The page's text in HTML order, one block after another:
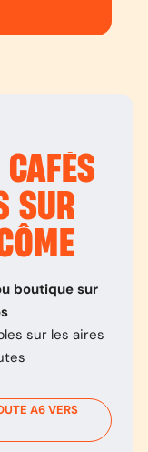
SUR
boutique sur
sur les aires
A6VERS